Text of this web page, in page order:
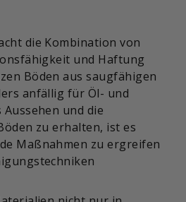
die Kombination von
und Haftung
Böden aus saugfähigen
anfällig für Öl- und
Aussehen und die
zu erhalten, ist es
Maßnahmen zu ergreifen